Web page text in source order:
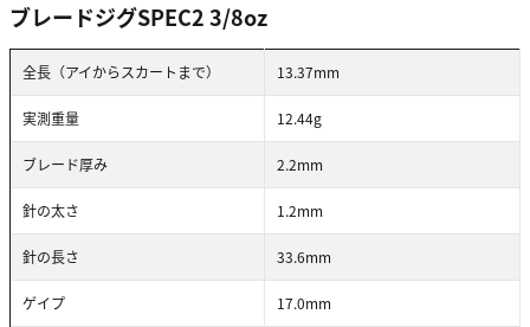
ブレードジグSPEC2 3/8oz
全長（アイからスカートまで） 13.37mm
実測重量 12.44g
ブレード厚み 2.2mm
針の太さ 1.2mm
針の長さ 33.6mm
ゲイプ 17.0mm